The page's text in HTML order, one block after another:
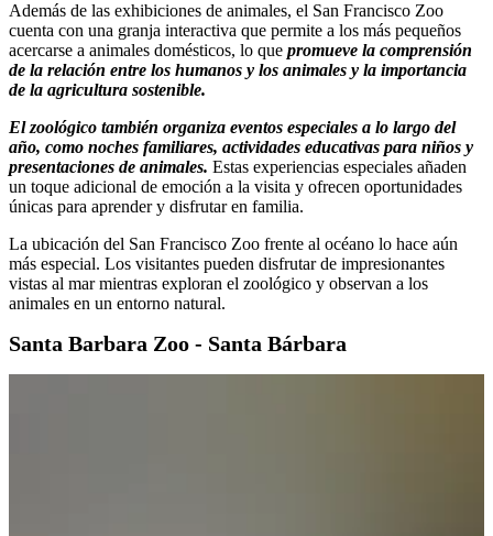
Además de las exhibiciones de animales, el San Francisco Zoo
cuenta con una granja interactiva que permite a los más pequeños
acercarse a animales domésticos, lo que promueve la comprensión
de la relación entre los humanos y los animales y la importancia
de la agricultura sostenible.
El zoológico también organiza eventos especiales a lo largo del
año, como noches familiares, actividades educativas para niños y
presentaciones de animales. Estas experiencias especiales añaden
un toque adicional de emoción a la visita y ofrecen oportunidades
únicas para aprender y disfrutar en familia.
La ubicación del San Francisco Zoo frente al océano lo hace aún
más especial. Los visitantes pueden disfrutar de impresionantes
vistas al mar mientras exploran el zoológico y observan a los
animales en un entorno natural.
Santa Barbara Zoo - Santa Bárbara